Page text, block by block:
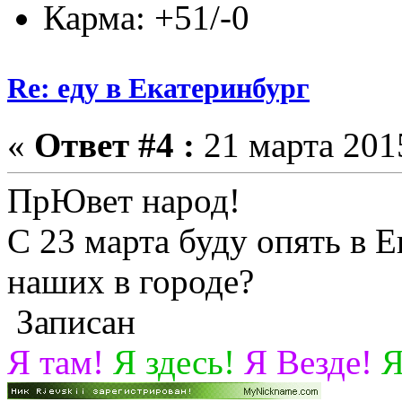
Карма: +51/-0
Re: еду в Екатеринбург
« Ответ #4 : 21 марта
ПрЮвет народ!
С 23 марта буду опять в
наших в городе?
Записан
Я там! Я здесь! Я Везде!